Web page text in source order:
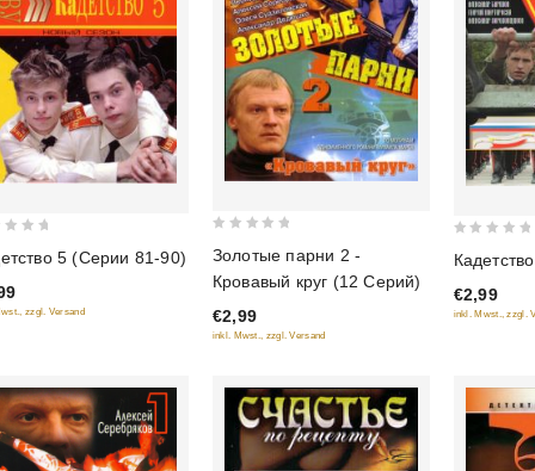
5 (Серии 81-90)
zzgl. Versand
of
5
Золотые парни 2 -
Кровавый круг (12 Серий)
€2,99
inkl. Mwst., zzgl. Versand
out
of
5
€2,99
inkl. Mwst., zzgl.